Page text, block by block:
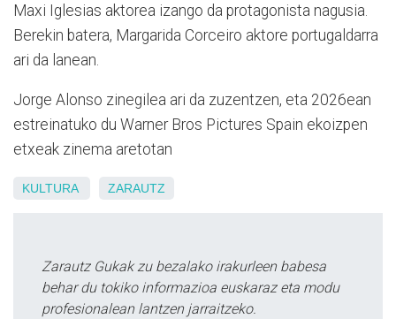
Maxi Iglesias aktorea izango da protagonista nagusia.
Berekin batera, Margarida Corceiro aktore portugaldarra
ari da lanean.
Jorge Alonso zinegilea ari da zuzentzen, eta 2026ean
estreinatuko du Warner Bros Pictures Spain ekoizpen
etxeak zinema aretotan
KULTURA ZARAUTZ
Zarautz Gukak zu bezalako irakurleen babesa
behar du tokiko informazioa euskaraz eta modu
profesionalean lantzen jarraitzeko.